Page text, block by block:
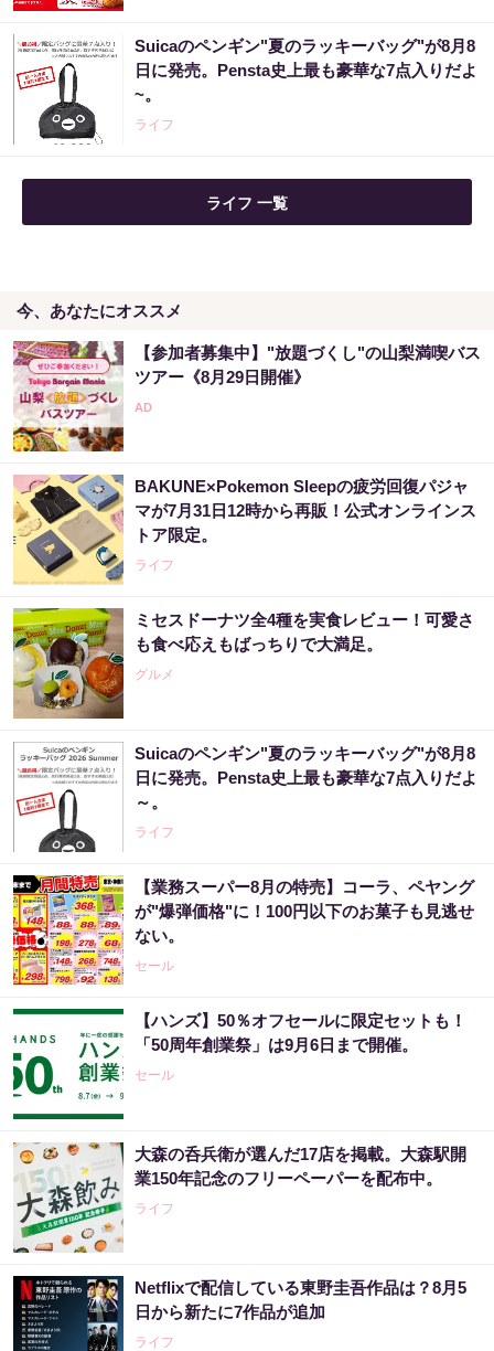
Suicaのペンギン"夏のラッキーバッグ"が8月8
日に発売。Pensta史上最も豪華な7点入りだよ
~。
ライフ
ライフ 一覧
今、あなたにオススメ
【参加者募集中】"放題づくし"の山梨満喫バス
ツアー《8月29日開催》
BAKUNE×Pokemon Sleepの疲労回復パジャ
マが7月31日12時から再販！公式オンラインス
トア限定。
ライフ
ミセスドーナツ全4種を実食レビュー！可愛さ
も食べ応えもばっちりで大満足。
グルメ
Suicaのペンギン"夏のラッキーバッグ"が8月8
日に発売。Pensta史上最も豪華な7点入りだよ
～。
ライフ
【業務スーパー8月の特売】コーラ、ペヤング
が"爆弾価格"に！100円以下のお菓子も見逃せ
ない。
セール
【ハンズ】50％オフセールに限定セットも！
「50周年創業祭」は9月6日まで開催。
セール
大森の呑兵衛が選んだ17店を掲載。大森駅開
業150年記念のフリーペーパーを配布中。
ライフ
Netflixで配信している東野圭吾作品は？8月5
日から新たに7作品が追加
ライフ